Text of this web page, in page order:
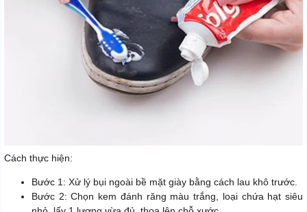
Cách thực hiện:
Bước 1: Xử lý bụi ngoài bề mặt giày bằng cách lau khô trước.
Bước 2: Chọn kem đánh răng màu trắng, loại chứa hạt siêu